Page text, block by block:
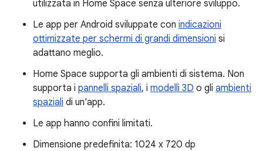
utilizzata in Home Space senza ulteriore sviluppo.
Le app per Android sviluppate con indicazioni
ottimizzate per schermi di grandi dimensioni si
adattano meglio.
Home Space supporta gli ambienti di sistema. Non
supporta i pannelli spaziali, i modelli 3D o gli ambienti
spaziali di un'app.
Le app hanno confini limitati.
Dimensione predefinita: 1024 x 720 dp